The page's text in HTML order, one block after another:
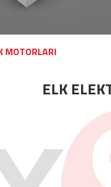
MOTORLARI
ELK